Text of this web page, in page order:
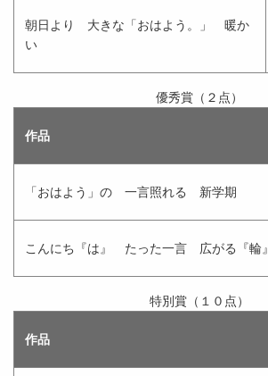
朝日より 大きな「おはよう。」 暖か
い
優秀賞（２点）
作品
「おはよう」の 一言照れる 新学期
こんにち『は』 たった一言 広がる『輪』
特別賞（１０点）
作品